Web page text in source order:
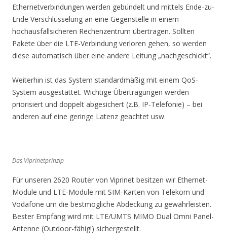
Ethernetverbindungen werden gebündelt und mittels Ende-zu-
Ende Verschlüsselung an eine Gegenstelle in einem
hochausfallsicheren Rechenzentrum übertragen. Sollten
Pakete über die LTE-Verbindung verloren gehen, so werden
diese automatisch über eine andere Leitung „nachgeschickt“.
Weiterhin ist das System standardmäßig mit einem QoS-
System ausgestattet. Wichtige Übertragungen werden
priorisiert und doppelt abgesichert (z.B. IP-Telefonie) – bei
anderen auf eine geringe Latenz geachtet usw.
Das Viprinetprinzip
Für unseren 2620 Router von Viprinet besitzen wir Ethernet-
Module und LTE-Module mit SIM-Karten von Telekom und
Vodafone um die bestmögliche Abdeckung zu gewährleisten.
Bester Empfang wird mit LTE/UMTS MIMO Dual Omni Panel-
Antenne (Outdoor-fähig!) sichergestellt.